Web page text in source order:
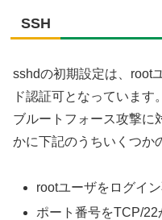
SSH
sshdの初期設定は、root
ド認証可となっています。
ブルートフォース攻撃に
かに下記のうちいくつか
rootユーザをログイン
ポート番号をTCP/22